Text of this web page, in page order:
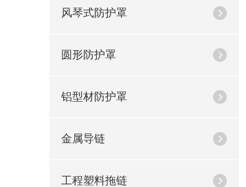
风琴式防护罩
圆形防护罩
铝型材防护罩
金属导链
工程塑料拖链